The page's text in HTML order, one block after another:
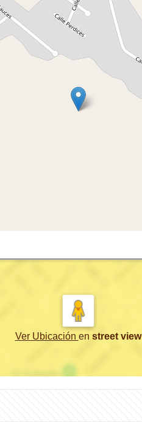
Ver Ubicación en street view